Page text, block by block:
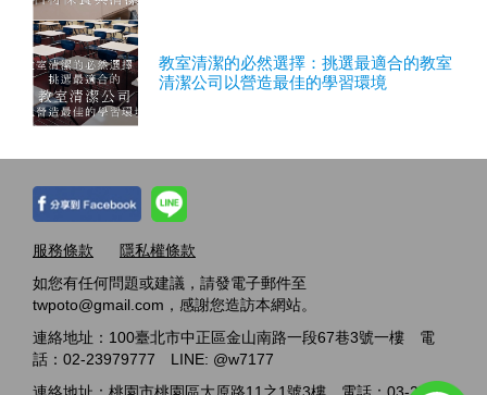
教室清潔的必然選擇：挑選最適合的教室
清潔公司以營造最佳的學習環境
服務條款
隱私權條款
如您有任何問題或建議，請發電子郵件至
twpoto@gmail.com，感謝您造訪本網站。
連絡地址：100臺北市中正區金山南路一段67巷3號一樓 電
話：02-23979777 LINE: @w7177
連絡地址：桃園市桃園區大原路11之1號3樓 電話：03-2717-